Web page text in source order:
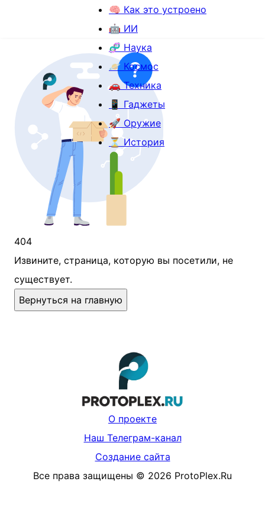
🧠 Как это устроено
🤖 ИИ
🧬 Наука
🪐 Космос
🚗 Техника
📱 Гаджеты
🚀 Оружие
⏳ История
404
Извините, страница, которую вы посетили, не
существует.
Вернуться на главную
О проекте
Наш Телеграм-канал
Создание сайта
Все права защищены © 2026 ProtoPlex.Ru